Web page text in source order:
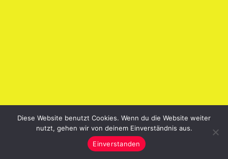
Diese Website benutzt Cookies. Wenn du die Website weiter
nutzt, gehen wir von deinem Einverständnis aus.
Einverstanden